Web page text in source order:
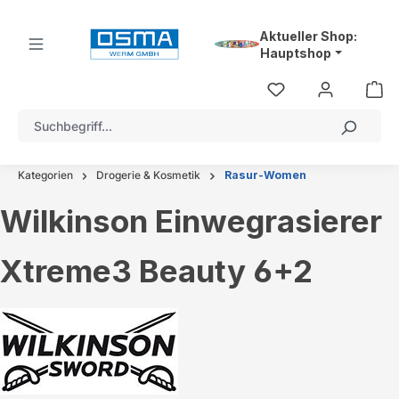
Aktueller Shop:
Hauptshop
Kategorien Drogerie & Kosmetik Rasur-Women
Wilkinson Einwegrasierer
Xtreme3 Beauty 6+2